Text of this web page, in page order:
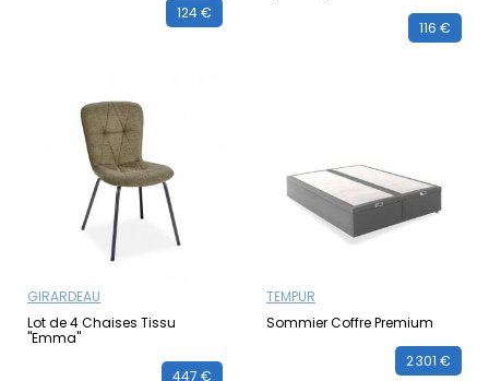
124 €
116 €
GIRARDEAU
Lot de 4 Chaises Tissu
"Emma"
447 €
TEMPUR
Sommier Coffre Premium
2 301 €